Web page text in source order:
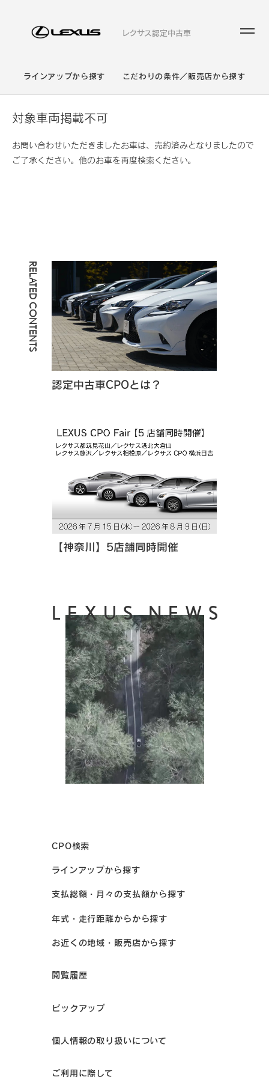
レクサス認定中古車
ラインアップから探す こだわりの条件／販売店から探す
対象車両掲載不可
お問い合わせいただきましたお車は、売約済みとなりましたので
ご了承ください。他のお車を再度検索ください。
RELATED CONTENTS
認定中古車CPOとは？
【神奈川】5店舗同時開催
LEXUS NEWS
CPO検索
ラインアップから探す
支払総額・月々の支払額から探す
年式・走行距離からから探す
お近くの地域・販売店から探す
閲覧履歴
ピックアップ
個人情報の取り扱いについて
ご利用に際して